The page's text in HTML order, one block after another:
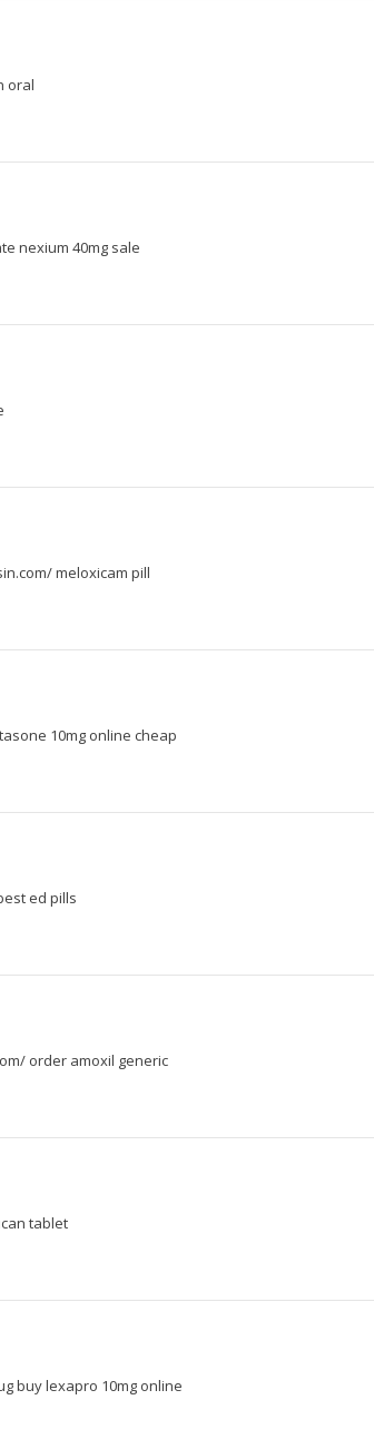
oral
nexium 40mg sale
meloxicam pill
10mg online cheap
ed pills
order amoxil generic
tablet
buy lexapro 10mg online